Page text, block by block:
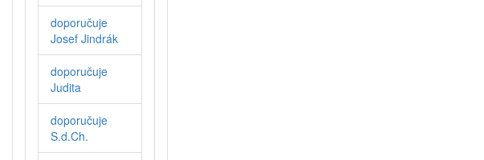
doporučuje
Josef Jindrák
doporučuje
Judita
doporučuje
S.d.Ch.